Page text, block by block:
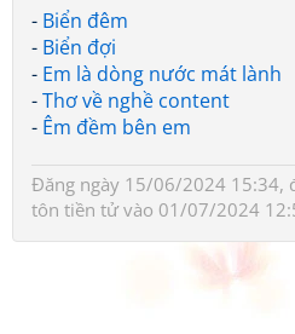
- Biển đêm
- Biển đợi
- Em là dòng nước mát lành
-Thơ về nghề content
- Êm đềm bên em
Đăng ngày 15/06/2024 15:34,
tôn tiền tửvào 01/07/2024